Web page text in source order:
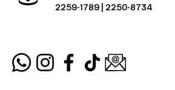
2259-1789 | 2250-8734